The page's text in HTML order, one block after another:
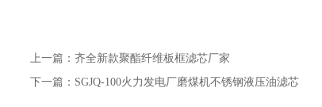
上一篇： 齐全新款聚酯纤维板框滤芯厂家
下一篇： SGJQ‑100火力发电厂磨煤机不锈钢液压油滤芯